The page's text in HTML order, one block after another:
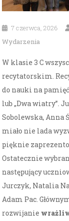
7 czerwca, 2026
Wydarzenia
W klasie 3 C
recytatorskim.
do nauki na
lub „Dwa wiatry”.
Sobolewska,
miało nie lada
pięknie
Ostatecznie
następujący
Jurczyk, Natalia
Adam Pac.
rozwijanie